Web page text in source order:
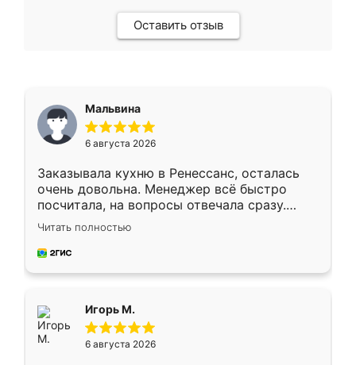
Оставить отзыв
Мальвина
6 августа 2026
Заказывала кухню в Ренессанс, осталась
очень довольна. Менеджер всё быстро
посчитала, на вопросы отвечала сразу.
Замерщик приехал в субботу, подошёл к
делу со всей ответственностью. Собрали
за день, ребята работали аккуратно, даже
Читать полностью
Игорь М.
6 августа 2026